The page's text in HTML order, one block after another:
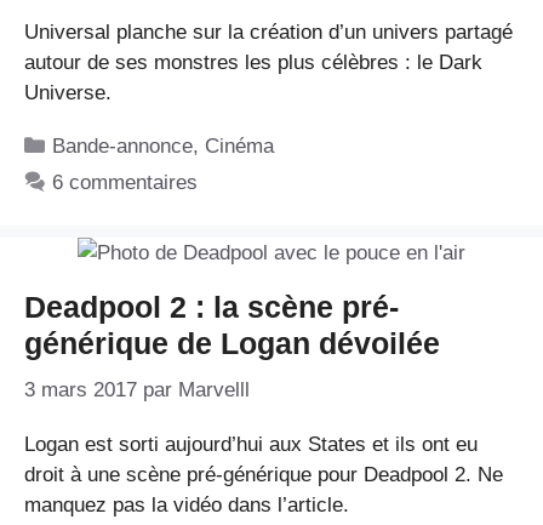
Universal planche sur la création d’un univers partagé
autour de ses monstres les plus célèbres : le Dark
Universe.
Catégories
Bande-annonce, Cinéma
6 commentaires
Deadpool 2 : la scène pré-
générique de Logan dévoilée
3 mars 2017 par Marvelll
Logan est sorti aujourd’hui aux States et ils ont eu
droit à une scène pré-générique pour Deadpool 2. Ne
manquez pas la vidéo dans l’article.